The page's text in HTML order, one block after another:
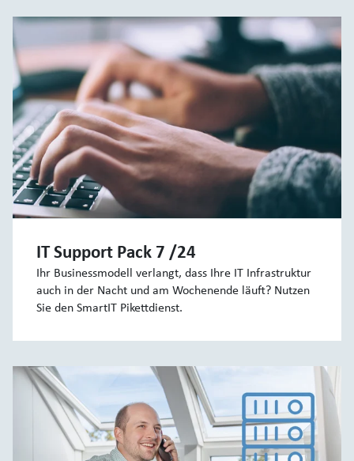
IT Support Pack 7 /24
Ihr Businessmodell verlangt, dass Ihre IT Infrastruktur
auch in der Nacht und am Wochenende läuft? Nutzen
Sie den SmartIT Pikettdienst.